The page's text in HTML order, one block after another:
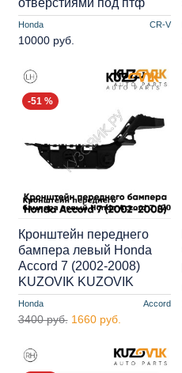
Honda CR-V
отверстиями под птф
10000 руб.
-51 %
Honda Accord
Кронштейн переднего
бампера левый Honda
Accord 7 (2002-2008)
KUZOVIK KUZOVIK
3400 руб. 1660 руб.